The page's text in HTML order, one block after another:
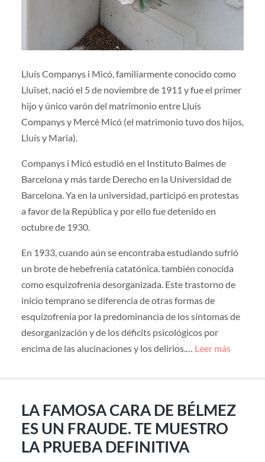
Lluís Companys i Micó, familiarmente conocido como
Lluïset, nació el 5 de noviembre de 1911 y fue el primer
hijo y único varón del matrimonio entre Lluís
Companys y Mercè Micó (el matrimonio tuvo dos hijos,
Lluís y Maria).
Companys i Micó estudió en el Instituto Balmes de
Barcelona y más tarde Derecho en la Universidad de
Barcelona. Ya en la universidad, participó en protestas
a favor de la República y por ello fue detenido en
octubre de 1930.
En 1933, cuando aún se encontraba estudiando sufrió
un brote de hebefrenia catatónica. también conocida
como esquizofrenia desorganizada. Este trastorno de
inicio temprano se diferencia de otras formas de
esquizofrenia por la predominancia de los síntomas de
desorganización y de los déficits psicológicos por
encima de las alucinaciones y los delirios.… Leer más
LA FAMOSA CARA DE BÉLMEZ
ES UN FRAUDE. TE MUESTRO
LA PRUEBA DEFINITIVA